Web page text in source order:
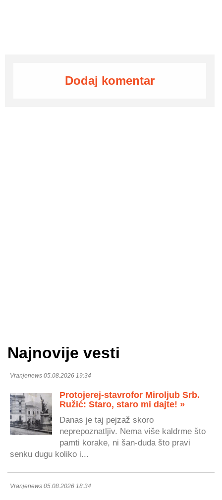
Dodaj komentar
Najnovije vesti
Vranjenews 05.08.2026 19:34
Protojerej-stavrofor Miroljub Srb.
Ružić: Staro, staro mi dajte! »
Danas je taj pejzaž skoro
neprepoznatljiv. Nema više kaldrme što
pamti korake, ni šan-duda što pravi
senku dugu koliko i...
Vranjenews 05.08.2026 18:34